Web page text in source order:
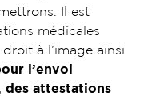
Il est
médicales
à l’image ainsi
l’envoi
des attestations